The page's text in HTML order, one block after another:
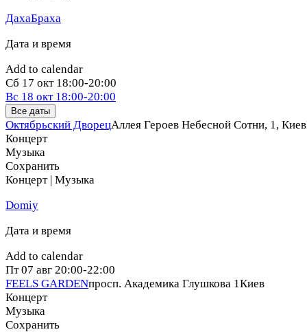
ДахаБраха
Дата и время
Add to calendar
Сб 17 окт 18:00-20:00
Вс 18 окт 18:00-20:00
Все даты
Октябрьский ДворецАллея Героев Небесной Сотни, 1, Киев
Концерт
Музыка
Сохранить
Концерт | Музыка
Domiy
Дата и время
Add to calendar
Пт 07 авг 20:00-22:00
FEELS GARDENпросп. Академика Глушкова 1Киев
Концерт
Музыка
Сохранить